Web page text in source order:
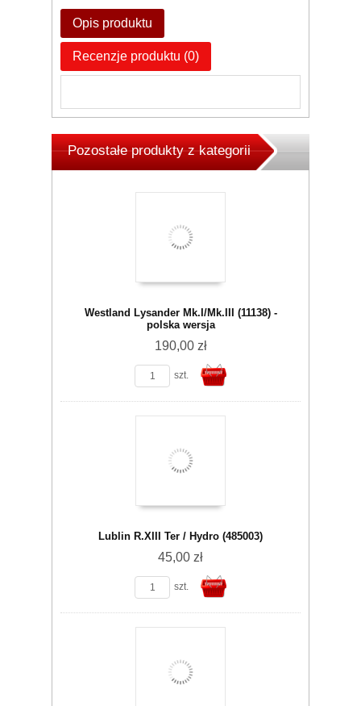
Opis produktu
Recenzje produktu (0)
Pozostałe produkty z kategorii
Westland Lysander Mk.I/Mk.III (11138) -
polska wersja
190,00 zł
szt.
Lublin R.XIII Ter / Hydro (485003)
45,00 zł
szt.